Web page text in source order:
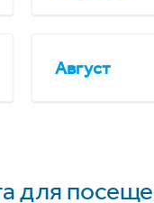
Август
для